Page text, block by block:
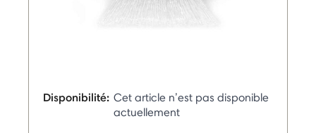
Disponibilité: Cet article n’est pas disponible
actuellement